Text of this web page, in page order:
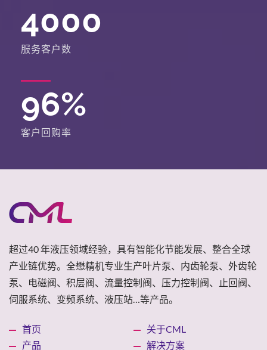
4000
服务客户数
96%
客户回购率
超过40 年液压领域经验，具有智能化节能发展、整合全球
产业链优势。全懋精机专业生产叶片泵、内齿轮泵、外齿轮
泵、电磁阀、积层阀、流量控制阀、压力控制阀、止回阀、
伺服系统、变频系统、液压站…等产品。
首页
关于CML
产品
解决方案